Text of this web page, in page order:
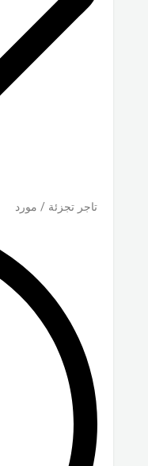
تاجر تجزئة / مورد